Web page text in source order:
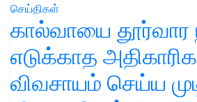
செய்திகள்
கால்வாயை தூர்வார
எடுக்காத
விவசாயம் செய்ய